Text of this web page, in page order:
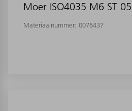
Moer ISO4035 M6 ST 05
Materiaalnummer: 0076437